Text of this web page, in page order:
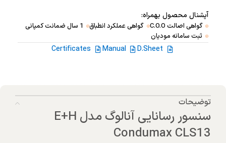
آپشنال محصول بهمراه:
گواهی اصالت C.O.O گواهی عملکرد انطباق
1 سال ضمانت کمپانی
ثبت سامانه مودیان
D.Sheet
Manual
Certificates
توضیحات
سنسور رسانایی آنالوگ مدل E+H
Condumax CLS13